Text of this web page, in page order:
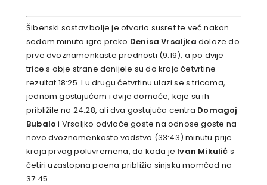
Šibenski sastav bolje je otvorio susret te već nakon
sedam minuta igre preko Denisa Vrsaljka dolaze do
prve dvoznamenkaste prednosti (9:19), a po dvije
trice s obje strane donijele su do kraja četvrtine
rezultat 18:25. I u drugu četvrtinu ulazi se s tricama,
jednom gostujućom i dvije domaće, koje su ih
približile na 24:28, ali dva gostujuća centra Domagoj
Bubalo i Vrsaljko odvlače goste na odnose goste na
novo dvoznamenkasto vodstvo (33:43) minutu prije
kraja prvog poluvremena, do kada je Ivan Mikulić s
četiri uzastopna poena približio sinjsku momčad na
37:45.